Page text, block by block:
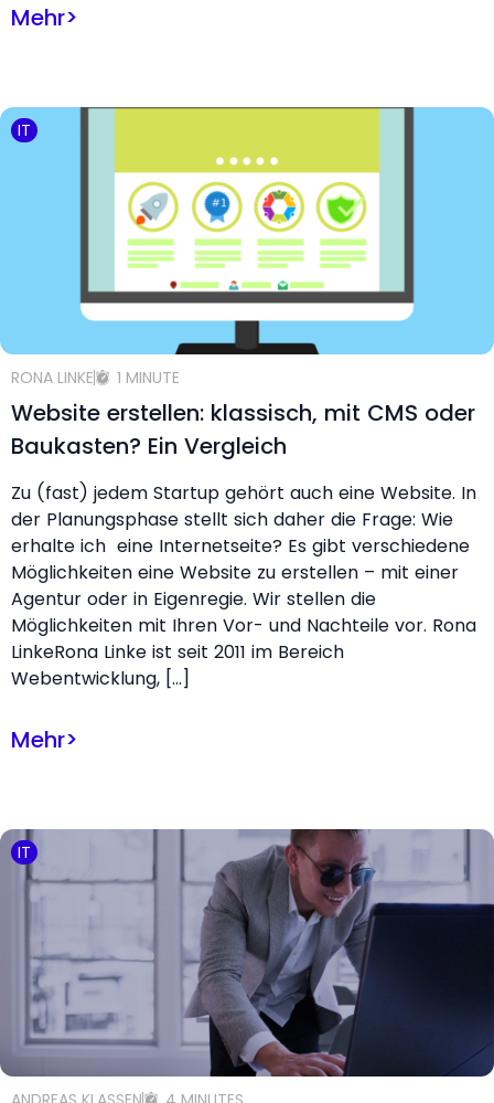
Mehr>
IT
RONA LINKE 1 MINUTE
Website erstellen: klassisch, mit CMS oder
Baukasten? Ein Vergleich
Zu (fast) jedem Startup gehört auch eine Website. In
der Planungsphase stellt sich daher die Frage: Wie
erhalte ich eine Internetseite? Es gibt verschiedene
Möglichkeiten eine Website zu erstellen – mit einer
Agentur oder in Eigenregie. Wir stellen die
Möglichkeiten mit Ihren Vor- und Nachteile vor. Rona
LinkeRona Linke ist seit 2011 im Bereich
Webentwicklung, […]
Mehr>
IT